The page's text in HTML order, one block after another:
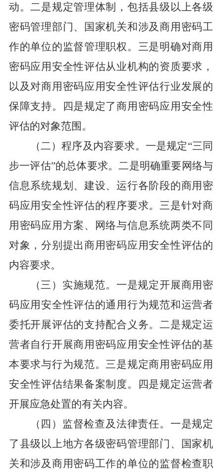
动。二是规定管理体制，包括县级以上各级
密码管理部门、国家机关和涉及商用密码工
作的单位的监督管理职权。三是明确对商用
密码应用安全性评估从业机构的资质要求，
以及对商用密码应用安全性评估行业发展的
保障支持。四是规定了商用密码应用安全性
评估的对象范围。
（二）程序及内容要求。 一是规定“三同
步一评估”的总体要求。二是明确重要网络与
信息系统规划、建设、运行各阶段的商用密
码应用安全性评估的程序要求。三是针对商
用密码应用方案、网络与信息系统两类不同
对象，分别提出商用密码应用安全性评估的
内容要求。
（三）实施规范。 一是规定开展商用密
码应用安全性评估的通用行为规范和运营者
委托开展评估的支持配合义务。二是规定运
营者自行开展商用密码应用安全性评估的基
本要求与行为规范。三是规定商用密码应用
安全性评估结果备案制度。四是规定运营者
开展应急处置的有关内容。
（四）监督检查及法律责任。 一是规定
了县级以上地方各级密码管理部门、国家机
关和涉及商用密码工作的单位的监督检查职